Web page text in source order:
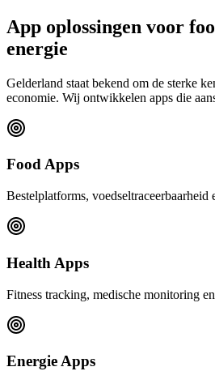
App oplossingen voor
energie
Gelderland staat bekend om de sterke
economie. Wij ontwikkelen apps die
Food Apps
Bestelplatforms, voedseltraceerbaarheid
Health Apps
Fitness tracking, medische monitoring
Energie Apps